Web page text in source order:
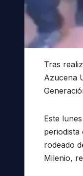
Tras
Azucena
Este
periodista
rodeado
Milenio,